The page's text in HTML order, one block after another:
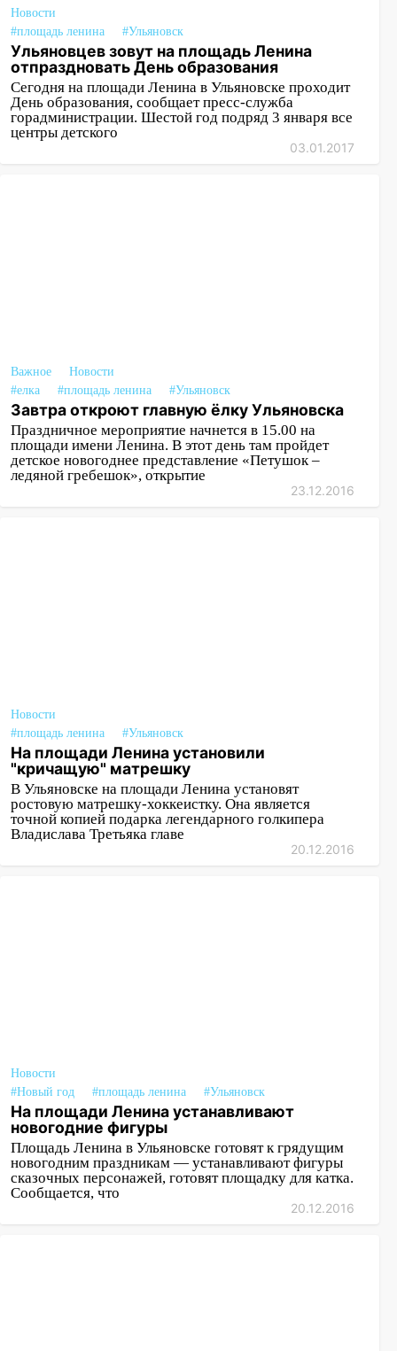
Новости
#площадь ленина
#Ульяновск
Ульяновцев зовут на площадь Ленина
отпраздновать День образования
Сегодня на площади Ленина в Ульяновске проходит
День образования, сообщает пресс-служба
горадминистрации. Шестой год подряд 3 января все
центры детского
03.01.2017
Важное
Новости
#елка
#площадь ленина #Ульяновск
Завтра откроют главную ёлку Ульяновска
Праздничное мероприятие начнется в 15.00 на
площади имени Ленина. В этот день там пройдет
детское новогоднее представление «Петушок –
ледяной гребешок», открытие
23.12.2016
Новости
#площадь ленина
#Ульяновск
На площади Ленина установили
"кричащую" матрешку
В Ульяновске на площади Ленина установят
ростовую матрешку-хоккеистку. Она является
точной копией подарка легендарного голкипера
Владислава Третьяка главе
20.12.2016
Новости
#Новый год
#площадь ленина #Ульяновск
На площади Ленина устанавливают
новогодние фигуры
Площадь Ленина в Ульяновске готовят к грядущим
новогодним праздникам — устанавливают фигуры
сказочных персонажей, готовят площадку для катка.
Сообщается, что
20.12.2016